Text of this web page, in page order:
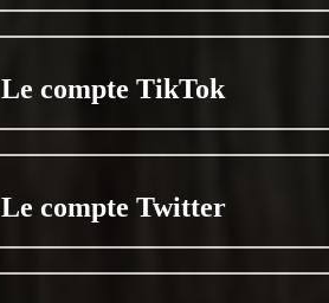
Le compte TikTok
Le compte Twitter